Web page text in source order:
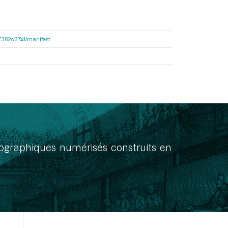
manifest
numérisés construits en